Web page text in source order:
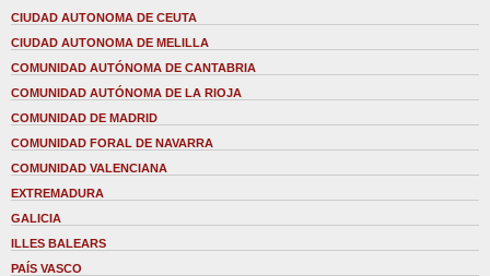
CIUDAD AUTONOMA DE CEUTA
CIUDAD AUTONOMA DE MELILLA
COMUNIDAD AUTÓNOMA DE CANTABRIA
COMUNIDAD AUTÓNOMA DE LA RIOJA
COMUNIDAD DE MADRID
COMUNIDAD FORAL DE NAVARRA
COMUNIDAD VALENCIANA
EXTREMADURA
GALICIA
ILLES BALEARS
PAÍS VASCO